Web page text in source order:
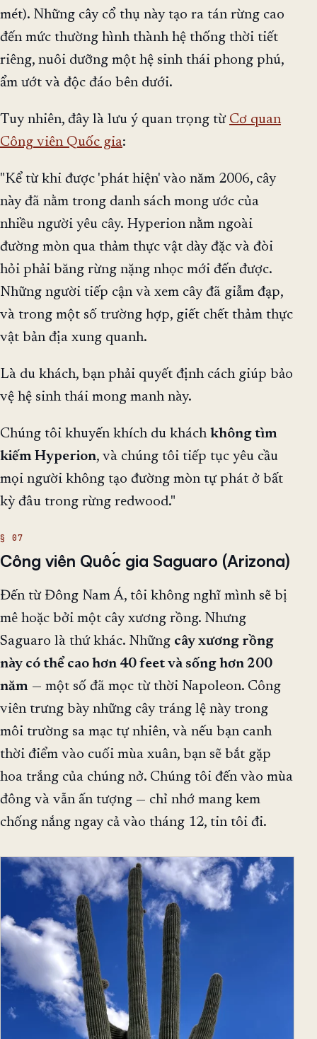
mét). Những cây cổ thụ này tạo ra tán rừng cao
đến mức thường hình thành hệ thống thời tiết
riêng, nuôi dưỡng một hệ sinh thái phong phú,
ẩm ướt và độc đáo bên dưới.
Tuy nhiên, đây là lưu ý quan trọng từ Cơ quan
Công viên Quốc gia:
"Kể từ khi được 'phát hiện' vào năm 2006, cây
này đã nằm trong danh sách mong ước của
nhiều người yêu cây. Hyperion nằm ngoài
đường mòn qua thảm thực vật dày đặc và đòi
hỏi phải băng rừng nặng nhọc mới đến được.
Những người tiếp cận và xem cây đã giẫm đạp,
và trong một số trường hợp, giết chết thảm thực
vật bản địa xung quanh.
Là du khách, bạn phải quyết định cách giúp bảo
vệ hệ sinh thái mong manh này.
Chúng tôi khuyến khích du khách không tìm
kiếm Hyperion, và chúng tôi tiếp tục yêu cầu
mọi người không tạo đường mòn tự phát ở bất
kỳ đâu trong rừng redwood."
Công viên Quốc gia Saguaro (Arizona)
Đến từ Đông Nam Á, tôi không nghĩ mình sẽ bị
mê hoặc bởi một cây xương rồng. Nhưng
Saguaro là thứ khác. Những cây xương rồng
này có thể cao hơn 40 feet và sống hơn 200
năm — một số đã mọc từ thời Napoleon. Công
viên trưng bày những cây tráng lệ này trong
môi trường sa mạc tự nhiên, và nếu bạn canh
thời điểm vào cuối mùa xuân, bạn sẽ bắt gặp
hoa trắng của chúng nở. Chúng tôi đến vào mùa
đông và vẫn ấn tượng — chỉ nhớ mang kem
chống nắng ngay cả vào tháng 12, tin tôi đi.